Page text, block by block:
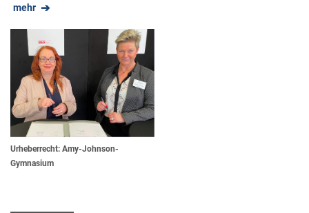
mehr
Urheberrecht: Amy-Johnson-
Gymnasium